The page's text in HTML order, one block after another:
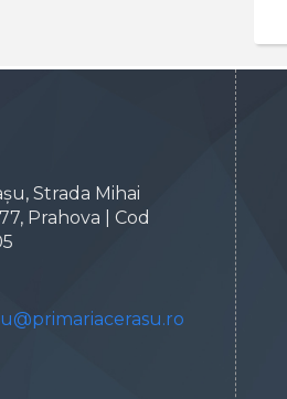
Strada Mihai
Prahova | Cod